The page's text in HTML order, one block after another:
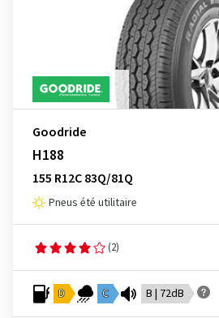
Goodride
H188
155 R12C 83Q/81Q
Pneus été utilitaire
(2)
D C B | 72dB